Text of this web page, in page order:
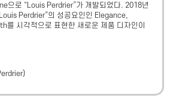
으로 “Louis Perdrier”가 개발되었다. 2018년
Perdrier”의 성공요인인 Elegance,
를 시각적으로 표현한 새로운 제품 디자인이
)